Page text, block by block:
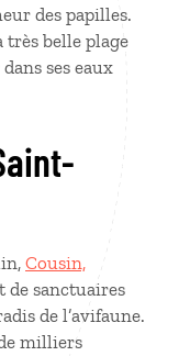
des papilles.
très belle plage
ses eaux
Cousin,
de sanctuaires
de l’avifaune.
milliers